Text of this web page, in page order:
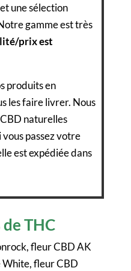
une sélection
gamme est très
prix est
produits en
les faire livrer. Nous
naturelles
vous passez votre
est expédiée dans
THC
fleur CBD AK
fleur CBD